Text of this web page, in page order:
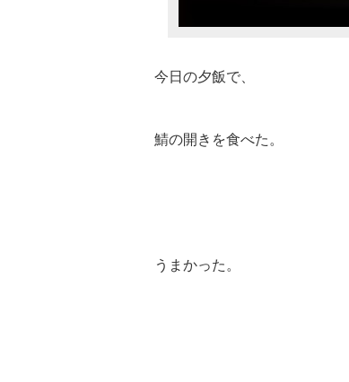
今日の夕飯で、
鯖の開きを食べた。
うまかった。